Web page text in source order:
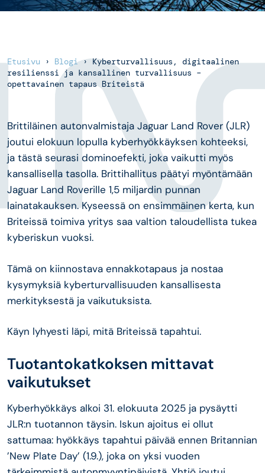
Etusivu › Blogi›Kyberturvallisuus, digitaalinen
resilienssi ja kansallinen turvallisuus –
opettavainen tapaus Briteistä
Brittiläinen autonvalmistaja Jaguar Land Rover (JLR)
joutui elokuun lopulla kyberhyökkäyksen kohteeksi,
ja tästä seurasi dominoefekti, joka vaikutti myös
kansallisella tasolla. Brittihallitus päätyi myöntämään
Jaguar Land Roverille 1,5 miljardin punnan
lainatakauksen. Kyseessä on ensimmäinen kerta, kun
Briteissä toimiva yritys saa valtion taloudellista tukea
kyberiskun vuoksi.
Tämä on kiinnostava ennakkotapaus ja nostaa
kysymyksiä kyberturvallisuuden kansallisesta
merkityksestä ja vaikutuksista.
Käyn lyhyesti läpi, mitä Briteissä tapahtui.
Tuotantokatkoksen mittavat
vaikutukset
Kyberhyökkäys alkoi 31. elokuuta 2025 ja pysäytti
JLR:n tuotannon täysin. Iskun ajoitus ei ollut
sattumaa: hyökkäys tapahtui päivää ennen Britannian
’New Plate Day’ (1.9.), joka on yksi vuoden